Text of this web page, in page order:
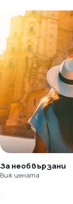
За необвързани
Виж цената